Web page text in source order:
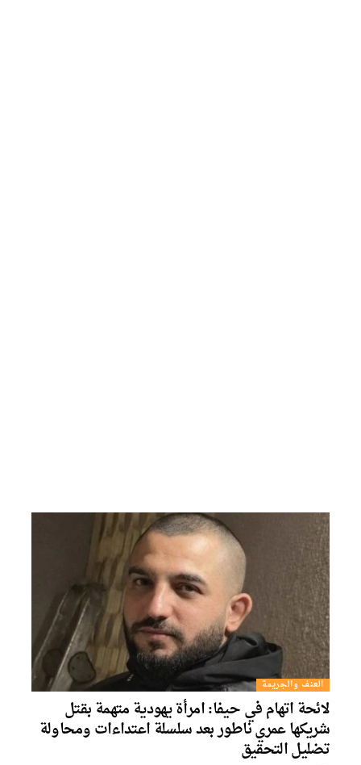
العنف والجريمة
لائحة اتهام في حيفا: امرأة يهودية متهمة بقتل
شريكها عمري ناطور بعد سلسلة اعتداءات ومحاولة
تضليل التحقيق